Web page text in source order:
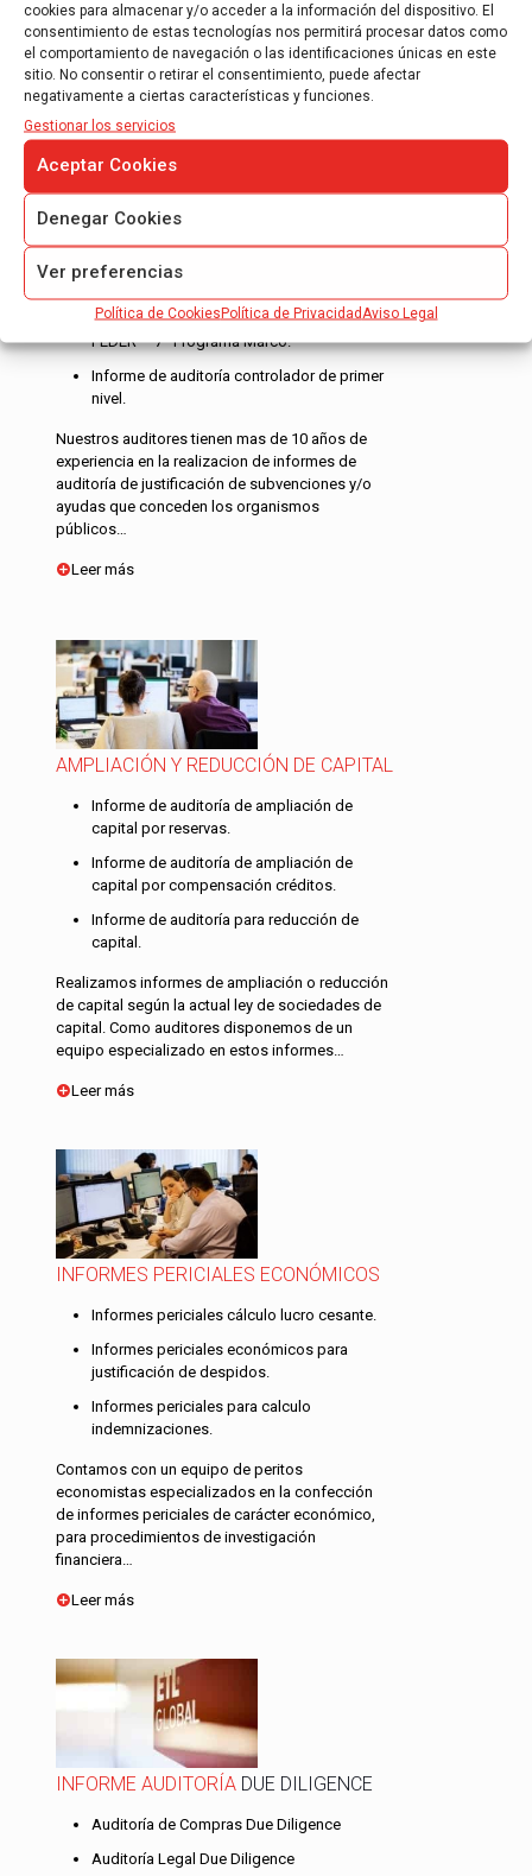
cookies para almacenar y/o acceder a la información del dispositivo. El
consentimiento de estas tecnologías nos permitirá procesar datos como
el comportamiento de navegación o las identificaciones únicas en este
sitio. No consentir o retirar el consentimiento, puede afectar
negativamente a ciertas características y funciones.
Gestionar los servicios
Aceptar Cookies
Denegar Cookies
Ver preferencias
Política de CookiesPolítica de Privacidad Aviso Legal
Leer más
INFORME DE JUSTIFICACIÓN DE
SUBVENCIONES
Informe de auditoría para justificación de
Informe de auditoría para justificación
FEDER – 7º Programa Marco.
Informe de auditoría controlador de primer
nivel.
Nuestros auditores tienen mas de 10 años de
experiencia en la realizacion de informes de
auditoría de justificación de subvenciones y/o
ayudas que conceden los organismos
públicos…
Leer más
AMPLIACIÓN Y REDUCCIÓN DE CAPITAL
Informe de auditoría de ampliación de
capital por reservas.
Informe de auditoría de ampliación de
capital por compensación créditos.
Informe de auditoría para reducción de
capital.
Realizamos informes de ampliación o reducción
de capital según la actual ley de sociedades de
capital. Como auditores disponemos de un
equipo especializado en estos informes…
Leer más
INFORMES PERICIALES ECONÓMICOS
Informes periciales cálculo lucro cesante.
Informes periciales económicos para
justificación de despidos.
Informes periciales para calculo
indemnizaciones.
Contamos con un equipo de peritos
economistas especializados en la confección
de informes periciales de carácter económico,
para procedimientos de investigación
financiera…
Leer más
INFORME AUDITORÍA DUE DILIGENCE
Auditoría de Compras Due Diligence
Auditoría Legal Due Diligence